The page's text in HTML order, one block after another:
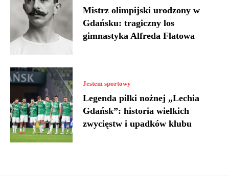
Mistrz olimpijski urodzony w
Gdańsku: tragiczny los
gimnastyka Alfreda Flatowa
Jestem sportowy
Legenda piłki nożnej „Lechia
Gdańsk”: historia wielkich
zwycięstw i upadków klubu